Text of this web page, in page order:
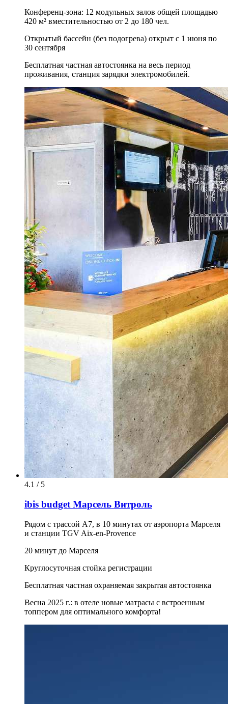
Конференц-зона: 12 модульных залов общей площадью
420 м² вместительностью от 2 до 180 чел.
Открытый бассейн (без подогрева) открыт с 1 июня по
30 сентября
Бесплатная частная автостоянка на весь период
проживания, станция зарядки электромобилей.
4.1 / 5
ibis budget Марсель Витроль
Рядом с трассой A7, в 10 минутах от аэропорта Марселя
и станции TGV Aix-en-Provence
20 минут до Марселя
Круглосуточная стойка регистрации
Бесплатная частная охраняемая закрытая автостоянка
Весна 2025 г.: в отеле новые матрасы с встроенным
топпером для оптимального комфорта!